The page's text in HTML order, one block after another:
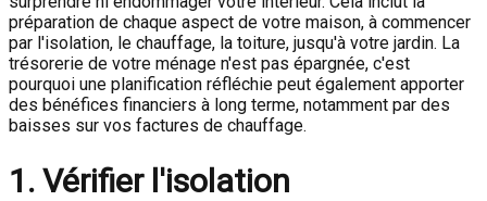
préparation de chaque aspect de votre maison, à commencer
par l'isolation, le chauffage, la toiture, jusqu'à votre jardin. La
trésorerie de votre ménage n'est pas épargnée, c'est
pourquoi une planification réfléchie peut également apporter
des bénéfices financiers à long terme, notamment par des
baisses sur vos factures de chauffage.
1. Vérifier l'isolation